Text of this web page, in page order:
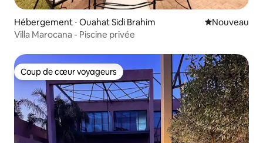
Hébergement ⋅ Ouahat Sidi Brahim Nouvel
Nouveau
Villa Marocana - Piscine privée
Coup de cœur voyageurs
Coup de cœur voyageurs